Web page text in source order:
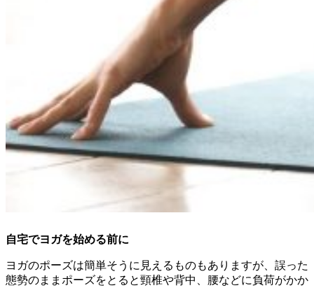
自宅でヨガを始める前に
ヨガのポーズは簡単そうに見えるものもありますが、誤った
態勢のままポーズをとると頸椎や背中、腰などに負荷がかか